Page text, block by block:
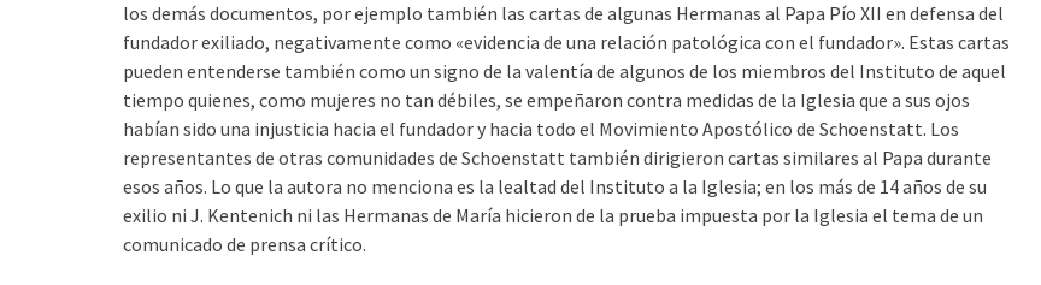
los demás documentos, por ejemplo también las cartas de algunas Hermanas al Papa Pío XII en defensa del
fundador exiliado, negativamente como «evidencia de una relación patológica con el fundador». Estas cartas
pueden entenderse también como un signo de la valentía de algunos de los miembros del Instituto de aquel
tiempo quienes, como mujeres no tan débiles, se empeñaron contra medidas de la Iglesia que a sus ojos
habían sido una injusticia hacia el fundador y hacia todo el Movimiento Apostólico de Schoenstatt. Los
representantes de otras comunidades de Schoenstatt también dirigieron cartas similares al Papa durante
esos años. Lo que la autora no menciona es la lealtad del Instituto a la Iglesia; en los más de 14 años de su
exilio ni J. Kentenich ni las Hermanas de María hicieron de la prueba impuesta por la Iglesia el tema de un
comunicado de prensa crítico.